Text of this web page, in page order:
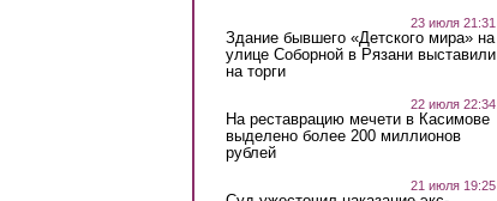
23 июля 21:31
Здание бывшего «Детского мира» на
улице Соборной в Рязани выставили
на торги
22 июля 22:34
На реставрацию мечети в Касимове
выделено более 200 миллионов
рублей
21 июля 19:25